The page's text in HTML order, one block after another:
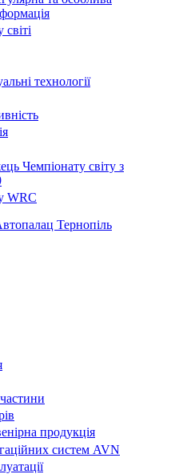
технології
Чемпіонату світу з
WRC
продукція
систем AVN